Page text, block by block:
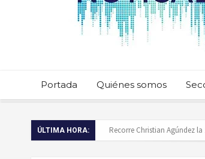
Portada Quiénes somos
ÚLTIMA HORA:
Recorre Christian Agúndez